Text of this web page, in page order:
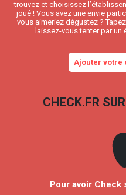
trouvez et choisissez
joué ! Vous avez une envie
vous aimeriez dégustez ?
laissez-vous tenter par
Ajouter votre
CHECK.FR
Pour avoir Check